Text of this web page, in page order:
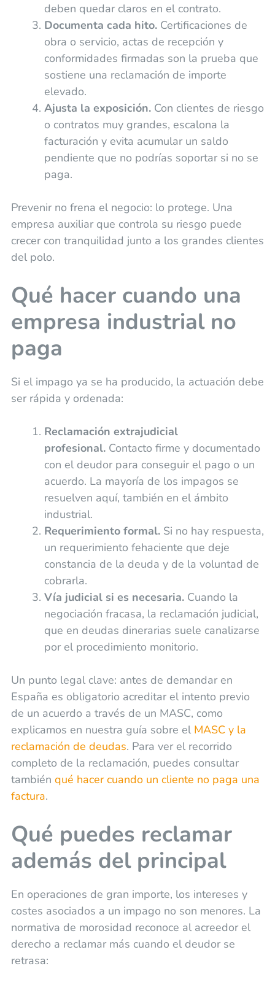
deben quedar claros en el contrato.
Documenta cada hito.Certificaciones de
obra o servicio, actas de recepción y
conformidades firmadas son la prueba que
sostiene una reclamación de importe
elevado.
Ajusta la exposición.Con clientes de riesgo
o contratos muy grandes, escalona la
facturación y evita acumular un saldo
pendiente que no podrías soportar si no se
paga.
Prevenir no frena el negocio: lo protege. Una
empresa auxiliar que controla su riesgo puede
crecer con tranquilidad junto a los grandes clientes
del polo.
Qué hacer cuando una
empresa industrial no
paga
Si el impago ya se ha producido, la actuación debe
ser rápida y ordenada:
Reclamación extrajudicial
profesional.Contacto firme y documentado
con el deudor para conseguir el pago o un
acuerdo. La mayoría de los impagos se
resuelven aquí, también en el ámbito
industrial.
Requerimiento formal.Si no hay respuesta,
un requerimiento fehaciente que deje
constancia de la deuda y de la voluntad de
cobrarla.
Vía judicial si es necesaria.Cuando la
negociación fracasa, la reclamación judicial,
que en deudas dinerarias suele canalizarse
por el procedimiento monitorio.
Un punto legal clave: antes de demandar en
España es obligatorio acreditar el intento previo
de un acuerdo a través de un MASC, como
explicamos en nuestra guía sobre el MASC y la
reclamación de deudas. Para ver el recorrido
completo de la reclamación, puedes consultar
también qué hacer cuando un cliente no paga una
factura.
Qué puedes reclamar
además del principal
En operaciones de gran importe, los intereses y
costes asociados a un impago no son menores. La
normativa de morosidad reconoce al acreedor el
derecho a reclamar más cuando el deudor se
retrasa: